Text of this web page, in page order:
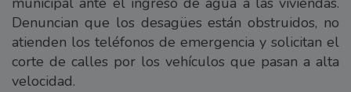
Denuncian que los desagües están obstruidos, no
atienden los teléfonos de emergencia y solicitan el
corte de calles por los vehículos que pasan a alta
velocidad.